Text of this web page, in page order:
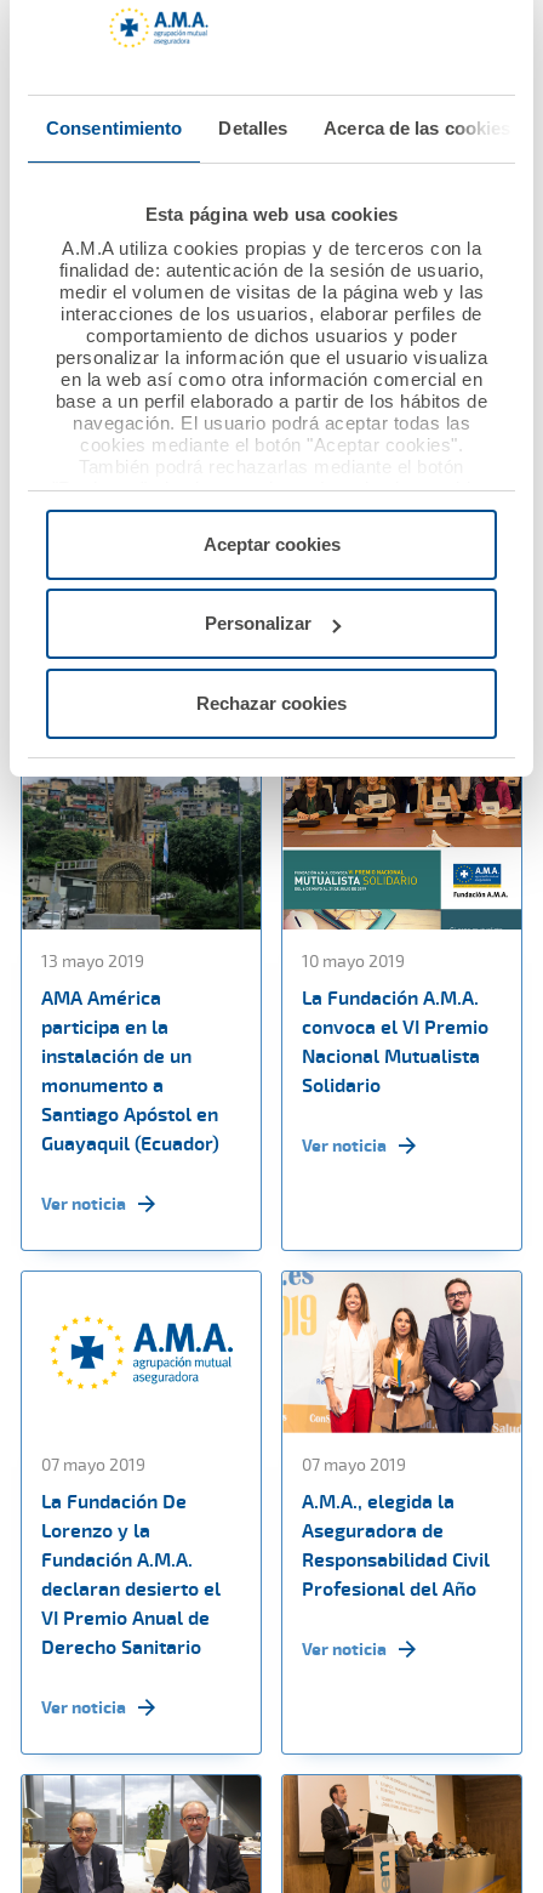
Consentimiento Detalles Acerca de las cookies
Esta página web usa cookies
A.M.A utiliza cookies propias y de terceros con la
finalidad de: autenticación de la sesión de usuario,
medir el volumen de visitas de la página web y las
interacciones de los usuarios, elaborar perfiles de
comportamiento de dichos usuarios y poder
personalizar la información que el usuario visualiza
en la web así como otra información comercial en
base a un perfil elaborado a partir de los hábitos de
navegación. El usuario podrá aceptar todas las
cookies mediante el botón "Aceptar cookies".
También podrá rechazarlas mediante el botón
"Rechazar", donde se rechazarán todas las cookies
menos las necesarias para permitir el acceso a los
configurarlas usando el botón “Personalizar".
Aceptar cookies
Personalizar
Rechazar cookies
excelencia en los
seguros de Autos,
Sanitarios y
Farmacéuticos
Ver noticia
20 mayo 2019
Nacional de Medicina
General y de Familia
Ver noticia
20 mayo 2019
alumnos del Máster
de Derecho Sanitario
Pablo-CEU
Ver noticia
13 mayo 2019
AMA América
participa en la
instalación de un
monumento a
Santiago Apóstol en
Guayaquil (Ecuador)
Ver noticia
10 mayo 2019
La Fundación A.M.A.
convoca el VI Premio
Nacional Mutualista
Solidario
Ver noticia
07 mayo 2019
La Fundación De
Lorenzo y la
Fundación A.M.A.
declaran desierto el
VI Premio Anual de
Derecho Sanitario
Ver noticia
07 mayo 2019
A.M.A., elegida la
Aseguradora de
Responsabilidad Civil
Profesional del Año
Ver noticia